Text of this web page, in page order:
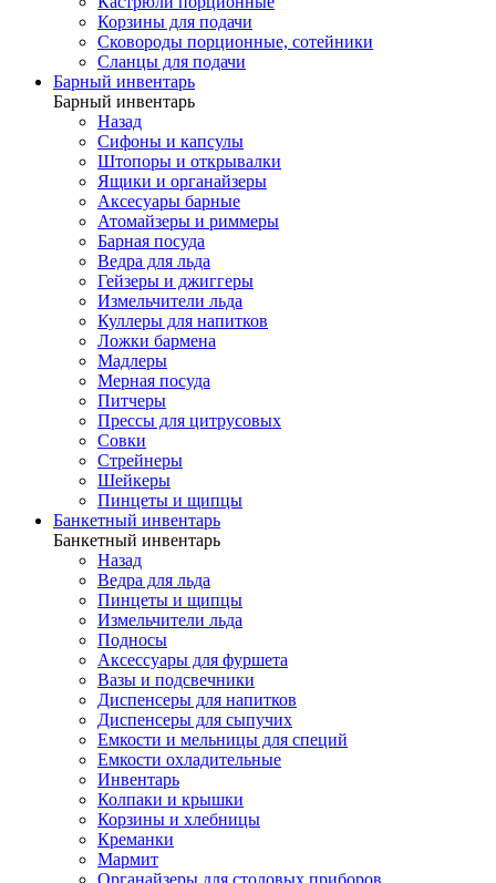
Корзины для подачи
Сковороды порционные, сотейники
Сланцы для подачи
Барный инвентарь
Барный инвентарь
Назад
Сифоны и капсулы
Штопоры и открывалки
Ящики и органайзеры
Аксесуары барные
Атомайзеры и риммеры
Барная посуда
Ведра для льда
Гейзеры и джиггеры
Измельчители льда
Куллеры для напитков
Ложки бармена
Мадлеры
Мерная посуда
Питчеры
Прессы для цитрусовых
Совки
Стрейнеры
Шейкеры
Пинцеты и щипцы
Банкетный инвентарь
Банкетный инвентарь
Назад
Ведра для льда
Пинцеты и щипцы
Измельчители льда
Подносы
Аксессуары для фуршета
Вазы и подсвечники
Диспенсеры для напитков
Диспенсеры для сыпучих
Емкости и мельницы для специй
Емкости охладительные
Инвентарь
Колпаки и крышки
Корзины и хлебницы
Креманки
Мармит
Органайзеры для столовых приборов